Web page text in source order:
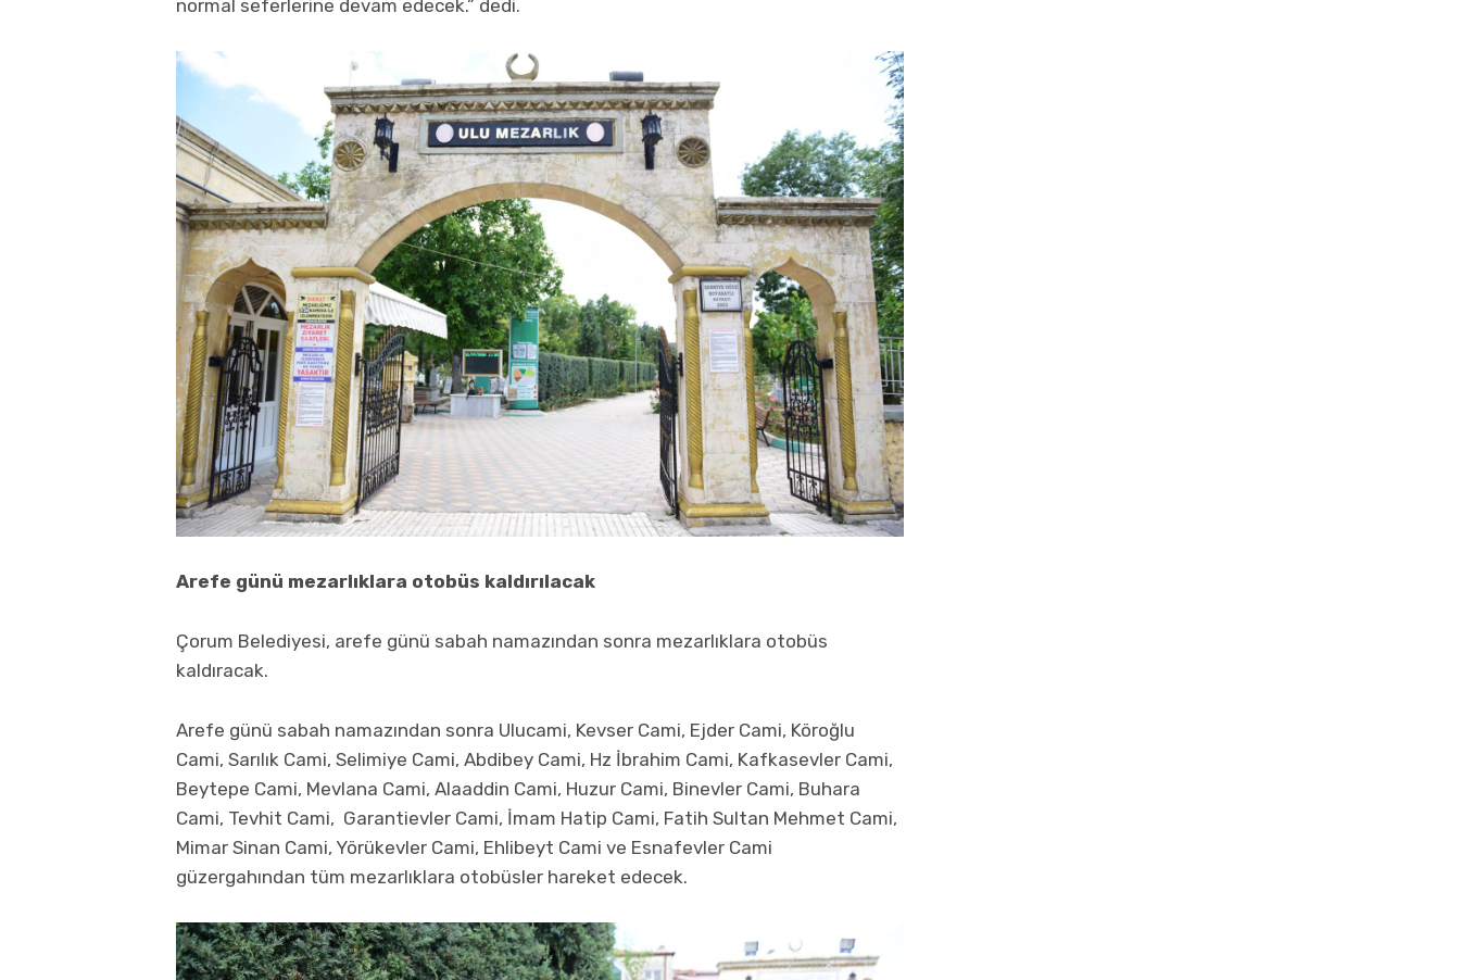
normal seferlerine devam edecek.” dedi.
Arefe günü mezarlıklara otobüs kaldırılacak
Çorum Belediyesi, arefe günü sabah namazından sonra mezarlıklara otobüs
kaldıracak.
Arefe günü sabah namazından sonra Ulucami, Kevser Cami, Ejder Cami, Köroğlu
Cami, Sarılık Cami, Selimiye Cami, Abdibey Cami, Hz İbrahim Cami, Kafkasevler Cami,
Beytepe Cami, Mevlana Cami, Alaaddin Cami, Huzur Cami, Binevler Cami, Buhara
Cami, Tevhit Cami, Garantievler Cami, İmam Hatip Cami, Fatih Sultan Mehmet Cami,
Mimar Sinan Cami, Yörükevler Cami, Ehlibeyt Cami ve Esnafevler Cami
güzergahından tüm mezarlıklara otobüsler hareket edecek.